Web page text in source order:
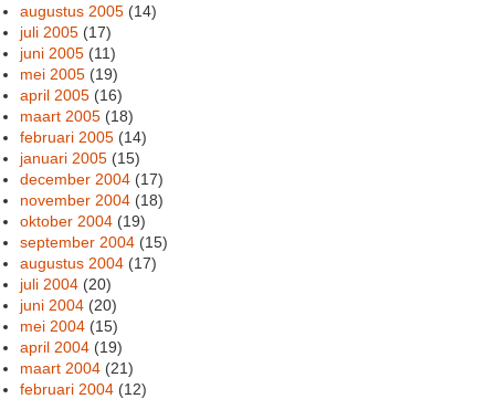
augustus 2005 (14)
juli 2005 (17)
juni 2005 (11)
mei 2005 (19)
april 2005 (16)
maart 2005 (18)
februari 2005 (14)
januari 2005 (15)
december 2004 (17)
november 2004 (18)
oktober 2004 (19)
september 2004 (15)
augustus 2004 (17)
juli 2004 (20)
juni 2004 (20)
mei 2004 (15)
april 2004 (19)
maart 2004 (21)
februari 2004 (12)